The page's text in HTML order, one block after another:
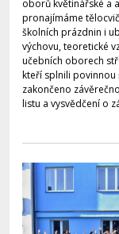
oborů květinářské a
pronajímáme
školních prázdnin i
výchovu, teoretické
učebních oborech
kteří splnili povinnou
zakončeno
listu a vysvědčení o